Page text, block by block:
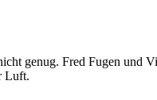
genug. Fred Fugen und
Luft.